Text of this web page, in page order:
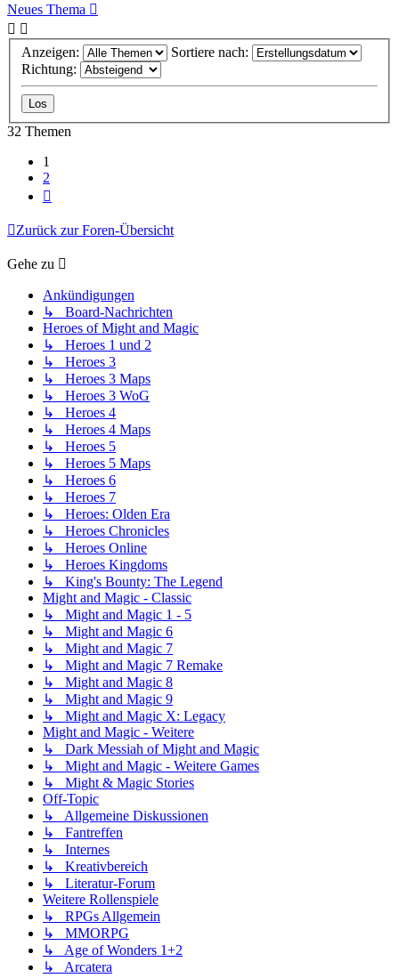
Neues Thema
Anzeigen:
Sortiere nach:
Richtung:
32 Themen
1
2
Zurück zur Foren-Übersicht
Gehe zu
Ankündigungen
↳ Board-Nachrichten
Heroes of Might and Magic
↳ Heroes 1 und 2
↳ Heroes 3
↳ Heroes 3 Maps
↳ Heroes 3 WoG
↳ Heroes 4
↳ Heroes 4 Maps
↳ Heroes 5
↳ Heroes 5 Maps
↳ Heroes 6
↳ Heroes 7
↳ Heroes: Olden Era
↳ Heroes Chronicles
↳ Heroes Online
↳ Heroes Kingdoms
↳ King's Bounty: The Legend
Might and Magic - Classic
↳ Might and Magic 1 - 5
↳ Might and Magic 6
↳ Might and Magic 7
↳ Might and Magic 7 Remake
↳ Might and Magic 8
↳ Might and Magic 9
↳ Might and Magic X: Legacy
Might and Magic - Weitere
↳ Dark Messiah of Might and Magic
↳ Might and Magic - Weitere Games
↳ Might & Magic Stories
Off-Topic
↳ Allgemeine Diskussionen
↳ Fantreffen
↳ Internes
↳ Kreativbereich
↳ Literatur-Forum
Weitere Rollenspiele
↳ RPGs Allgemein
↳ MMORPG
↳ Age of Wonders 1+2
↳ Arcatera